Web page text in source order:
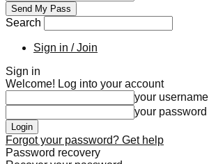
Search
Sign in / Join
Sign in
Welcome! Log into your account
your username
your password
Forgot your password? Get help
Password recovery